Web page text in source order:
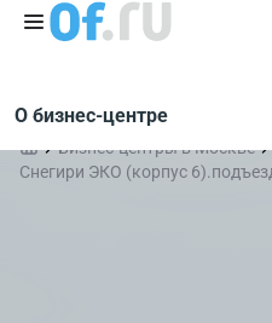
О бизнес-центре
Бизнес-центры в Москве
Снегири ЭКО (корпус